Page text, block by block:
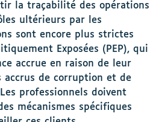
la traçabilité des opérations
ultérieurs par les
sont encore plus strictes
Exposées (PEP), qui
accrue en raison de leur
accrus de corruption et de
professionnels doivent
mécanismes spécifiques